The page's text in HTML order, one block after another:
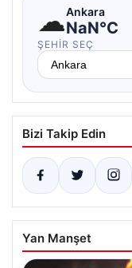
☁Ankara
NaN°C
ŞEHIR SEÇ
Bizi Takip Edin
Yan Manşet